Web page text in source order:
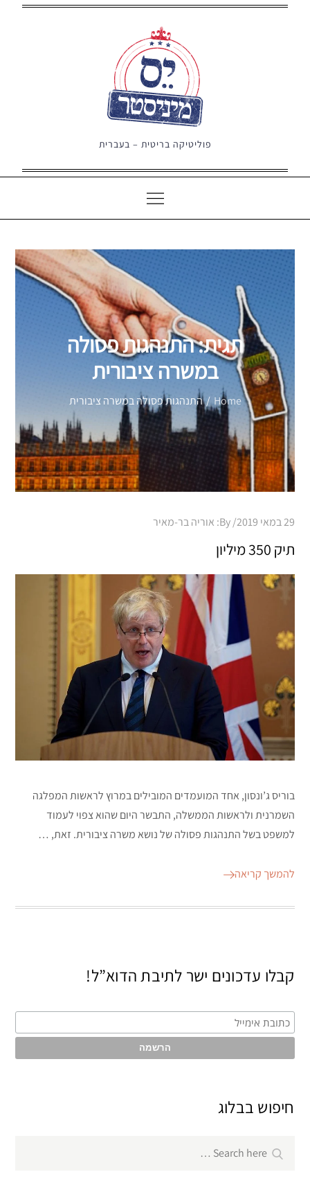
פוליטיקה בריטית – בעברית
תגית:התנהגות פסולה
במשרה ציבורית
Home התנהגות פסולה במשרה ציבורית
Posted
29 במאי 2019 By: אוריה בר-מאיר
תיק 350 מיליון
בוריס ג’ונסון, אחד המועמדים המובילים במרוץ לראשות המפלגה
השמרנית ולראשות הממשלה, התבשר היום שהוא צפוי לעמוד
למשפט בשל התנהגות פסולה של נושא משרה ציבורית. זאת, …
להמשך קריאה
קבלו עדכונים ישר לתיבת הדוא”ל!
חיפוש בבלוג
for:
Search